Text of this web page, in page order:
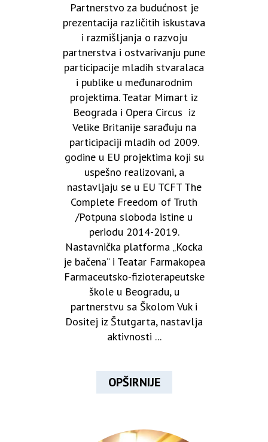
Partnerstvo za budućnost je
prezentacija različitih iskustava
i razmišljanja o razvoju
partnerstva i ostvarivanju pune
participacije mladih stvaralaca
i publike u međunarodnim
projektima. Teatar Mimart iz
Beograda i Opera Circus iz
Velike Britanije sarađuju na
participaciji mladih od 2009.
godine u EU projektima koji su
uspešno realizovani, a
nastavljaju se u EU TCFT The
Complete Freedom of Truth
/Potpuna sloboda istine u
periodu 2014-2019.
Nastavnička platforma „Kocka
je bačena“ i Teatar Farmakopea
Farmaceutsko-fizioterapeutske
škole u Beogradu, u
partnerstvu sa Školom Vuk i
Dositej iz Štutgarta, nastavlja
aktivnosti ...
OPŠIRNIJE